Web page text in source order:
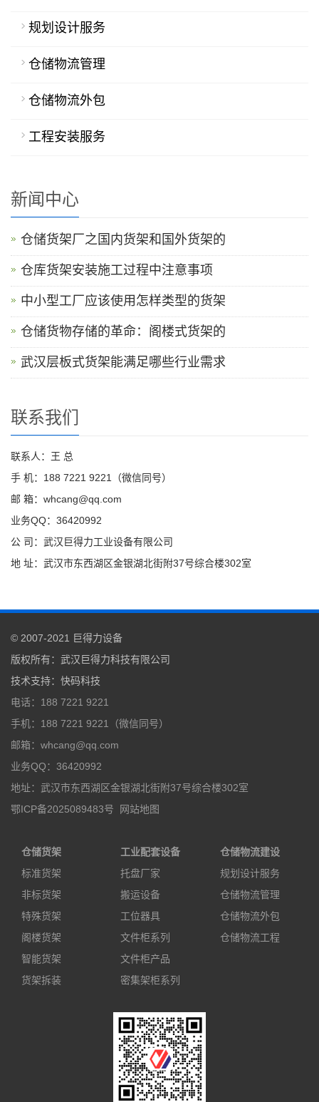
规划设计服务
仓储物流管理
仓储物流外包
工程安装服务
新闻中心
仓储货架厂之国内货架和国外货架的
仓库货架安装施工过程中注意事项
中小型工厂应该使用怎样类型的货架
仓储货物存储的革命：阁楼式货架的
武汉层板式货架能满足哪些行业需求
联系我们
联系人：王 总
手 机：188 7221 9221（微信同号）
邮 箱：whcang@qq.com
业务QQ：36420992
公 司：武汉巨得力工业设备有限公司
地 址：武汉市东西湖区金银湖北街附37号综合楼302室
© 2007-2021
巨得力设备
版权所有： 武汉巨得力科技有限公司
技术支持： 快码科技
电话：188 7221 9221
手机：188 7221 9221（微信同号）
邮箱：whcang@qq.com
业务QQ：36420992
地址：武汉市东西湖区金银湖北街附37号综合楼302室
鄂ICP备2025089483号
网站地图
仓储货架
标准货架
非标货架
特殊货架
阁楼货架
智能货架
货架拆装
工业配套设备
托盘厂家
搬运设备
工位器具
文件柜系列
文件柜产品
密集架柜系列
仓储物流建设
规划设计服务
仓储物流管理
仓储物流外包
仓储物流工程